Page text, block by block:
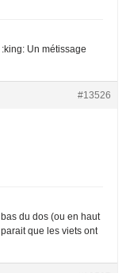
Un métissage
#13526
du dos (ou en haut
que les viets ont